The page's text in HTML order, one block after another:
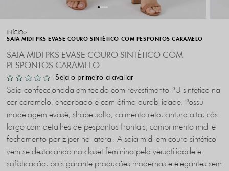
INÍCIO
SAIA MIDI PKS EVASE COURO SINTÉTICO COM PESPONTOS CARAMELO
SAIA MIDI PKS EVASE COURO SINTÉTICO COM
PESPONTOS CARAMELO
Seja o primeiro a avaliar
Saia confeccionada em tecido com revestimento PU sintético na
cor caramelo, encorpado e com ótima durabilidade. Possui
modelagem evasê, shape solto, caimento reto, cintura alta, cós
largo com detalhes de pespontos frontais, comprimento midi e
fechamento por zíper na lateral. A saia midi em couro sintético
vem se destacando no closet feminino pela versatilidade e
sofisticação, pois garante produções modernas e elegantes sem